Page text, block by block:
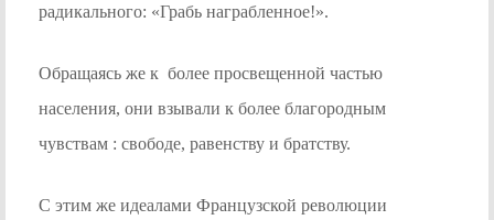
радикального: «Грабь награбленное!».
Обращаясь же к более просвещенной частью
населения, они взывали к более благородным
чувствам : свободе, равенству и братству.
С этим же идеалами Французской революции